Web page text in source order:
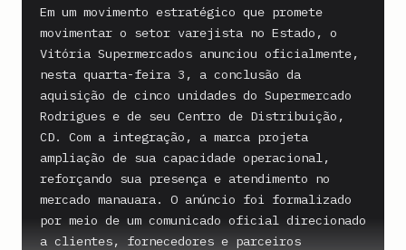
Em um movimento estratégico que promete
movimentar o setor varejista no Estado, o
Vitória Supermercados anunciou oficialmente,
nesta quarta-feira 3, a conclusão da
aquisição de cinco unidades do Supermercado
Rodrigues e de seu Centro de Distribuição,
CD. Com a integração, a marca projeta
ampliação de sua capacidade operacional,
reforçando sua presença e atendimento no
mercado manauara. O anúncio foi formalizado
por meio de um comunicado oficial direcionado
a clientes, fornecedores e parceiros